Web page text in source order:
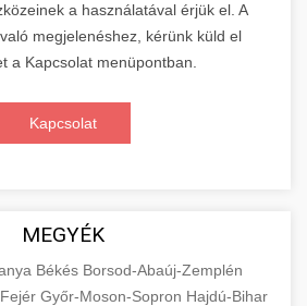
a használatával érjük el. A
megjelenéshez, kérünk küld el
a Kapcsolat menüpontban.
Kapcsolat
MEGYÉK
Békés Borsod-Abaúj-Zemplén
Fejér Győr-Moson-Sopron Hajdú-Bihar